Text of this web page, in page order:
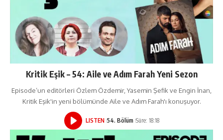
Kritik Eşik – 54: Aile ve Adım Farah Yeni Sezon
Episode’un editörleri Özlem Özdemir, Yasemin Şefik ve Engin İnan,
Kritik Eşik'in yeni bölümünde Aile ve Adım Farah'ı konuşuyor.
LISTEN 54. Bölüm Süre: 18:18